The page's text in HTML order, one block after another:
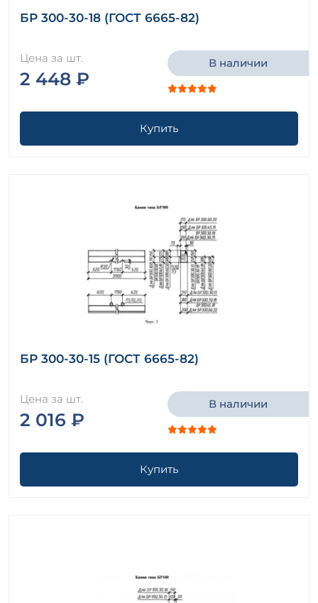
БР 300-30-18 (ГОСТ 6665-82)
Цена за шт.
2 448 ₽
В наличии
Купить
БР 300-30-15 (ГОСТ 6665-82)
Цена за шт.
2 016 ₽
В наличии
Купить